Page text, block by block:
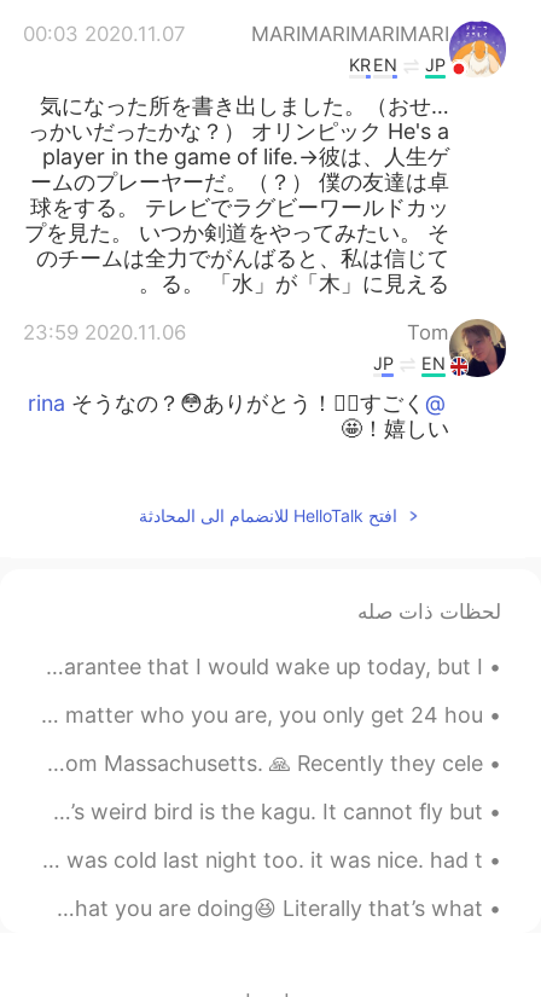
MARIMARIMARIMARI
2020.11.07 00:03
JP
EN
KR
…気になった所を書き出しました。（おせ
っかいだったかな？） オリンピック He's a
player in the game of life.→彼は、人生ゲ
ームのプレーヤーだ。（？） 僕の友達は卓
球をする。 テレビでラグビーワールドカッ
プを見た。 いつか剣道をやってみたい。 そ
のチームは全力でがんばると、私は信じて
る。 「水」が「木」に見える。
Tom
2020.11.06 23:59
EN
JP
@rina
そうなの？😳ありがとう！🙇‍♂️すごく
嬉しい！🤩
EN
僕は音楽を聴いて、ゲームをし
EN
JP
@さとうซาโต้Sato佐藤사도
なるほど！🤔
いつもと同じ、でもいつも楽しいって、本
افتح HelloTalk للانضمام الى المحادثة
لحظات ذات صله
Hi Everyone, A new sunrise, a new day. There was no guarantee that I would wake up today, but I ...
What can you do to save time in your daily life? Doesn’t matter who you are, you only get 24 hou...
My in-laws arrived safely at their new house in Virginia from Massachusetts. 🙏 Recently they cele...
今日の変な鳥はカグーです。飛べないけど走るのが好き。時々滑らかですが、時々髪が野放図です。 Today’s weird bird is the kagu. It cannot fly but ...
Sunset and the moon last night. such a large moon. it was cold last night too. it was nice. had t...
Exercise in the morning before your brain figures out what you are doing😆 Literally that’s what ...